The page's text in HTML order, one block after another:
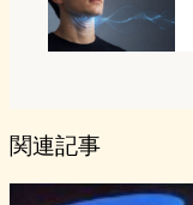
関連記事